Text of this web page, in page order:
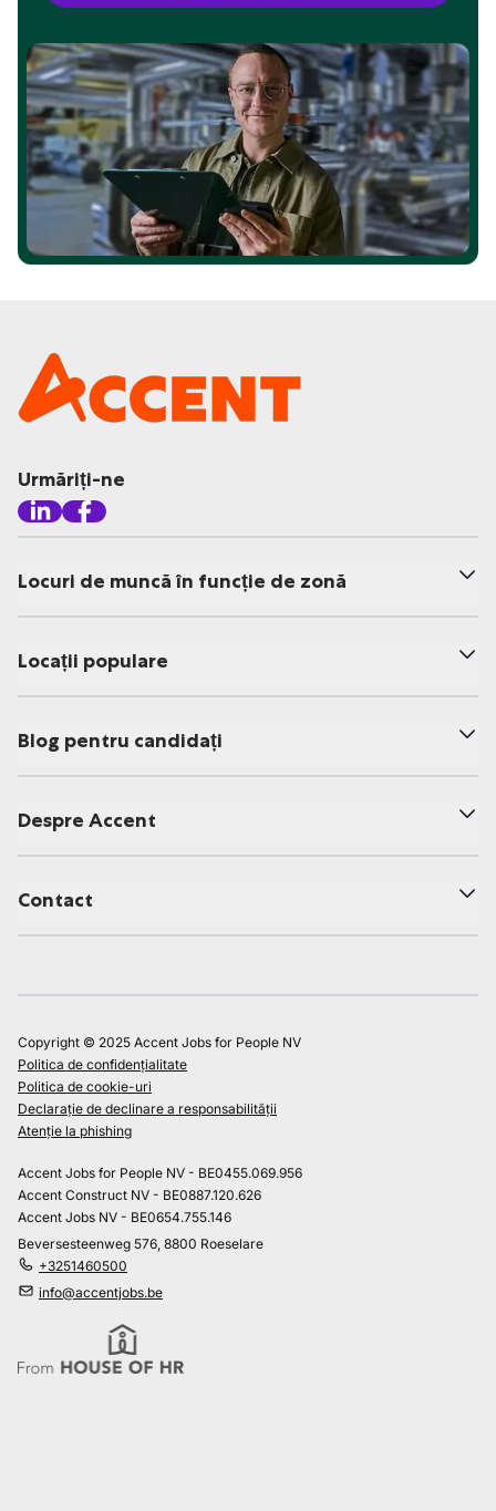
Urmăriți-ne
Locuri de muncă în funcție de zonă
Locații populare
Blog pentru candidați
Despre Accent
Contact
Copyright © 2025 Accent Jobs for People NV
Politica de confidențialitate
Politica de cookie-uri
Declarație de declinare a responsabilității
Atenție la phishing
Accent Jobs for People NV - BE0455.069.956
Accent Construct NV - BE0887.120.626
Accent Jobs NV - BE0654.755.146
Beversesteenweg 576, 8800 Roeselare
+3251460500
info@accentjobs.be